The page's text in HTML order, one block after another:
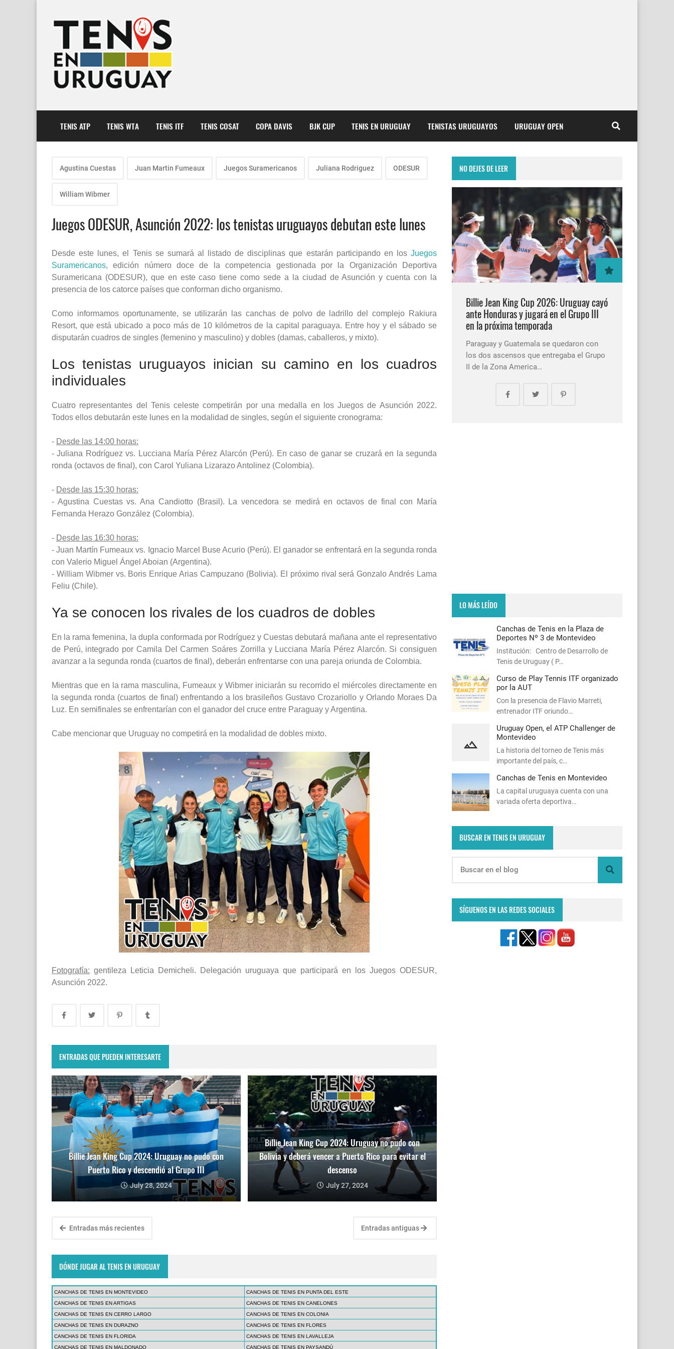
TENIS ATP TENIS WTA TENIS ITF TENIS COSAT COPA DAVIS BJK CUP TENIS EN URUGUAY TENISTAS URUGUAYOS URUGUAY OPEN
Agustina Cuestas Juan Martin Fumeaux Juegos Suramericanos Juliana Rodriguez ODESUR
William Wibmer
Juegos ODESUR, Asunción 2022: los tenistas uruguayos debutan este lunes
Desde este lunes, el Tenis se sumará al listado de disciplinas que estarán participando en los Juegos
Suramericanos, edición número doce de la competencia gestionada por la Organización Deportiva
Suramericana (ODESUR), que en este caso tiene como sede a la ciudad de Asunción y cuenta con la
presencia de los catorce países que conforman dicho organismo.
Como informamos oportunamente, se utilizarán las canchas de polvo de ladrillo del complejo Rakiura
Resort, que está ubicado a poco más de 10 kilómetros de la capital paraguaya. Entre hoy y el sábado se
disputarán cuadros de singles (femenino y masculino) y dobles (damas, caballeros, y mixto).
Los tenistas uruguayos inician su camino en los cuadros
individuales
Cuatro representantes del Tenis celeste competirán por una medalla en los Juegos de Asunción 2022.
Todos ellos debutarán este lunes en la modalidad de singles, según el siguiente cronograma:
- Desde las 14:00 horas:
- Juliana Rodríguez vs. Lucciana María Pérez Alarcón (Perú). En caso de ganar se cruzará en la segunda
ronda (octavos de final), con Carol Yuliana Lizarazo Antolinez (Colombia).
- Desde las 15:30 horas:
- Agustina Cuestas vs. Ana Candiotto (Brasil). La vencedora se medirá en octavos de final con María
Fernanda Herazo González (Colombia).
- Desde las 16:30 horas:
- Juan Martín Fumeaux vs. Ignacio Marcel Buse Acurio (Perú). El ganador se enfrentará en la segunda ronda
con Valerio Miguel Ángel Aboian (Argentina).
- William Wibmer vs. Boris Enrique Arias Campuzano (Bolivia). El próximo rival será Gonzalo Andrés Lama
Feliu (Chile).
Ya se conocen los rivales de los cuadros de dobles
En la rama femenina, la dupla conformada por Rodríguez y Cuestas debutará mañana ante el representativo
de Perú, integrado por Camila Del Carmen Soáres Zorrilla y Lucciana María Pérez Alarcón. Si consiguen
avanzar a la segunda ronda (cuartos de final), deberán enfrentarse con una pareja oriunda de Colombia.
Mientras que en la rama masculina, Fumeaux y Wibmer iniciarán su recorrido el miércoles directamente en
la segunda ronda (cuartos de final) enfrentando a los brasileños Gustavo Crozariollo y Orlando Moraes Da
Luz. En semifinales se enfrentarían con el ganador del cruce entre Paraguay y Argentina.
Cabe mencionar que Uruguay no competirá en la modalidad de dobles mixto.
Fotografía: gentileza Leticia Demicheli. Delegación uruguaya que participará en los Juegos ODESUR,
Asunción 2022.
ENTRADAS QUE PUEDEN INTERESARTE
Billie Jean King Cup 2024: Uruguay no pudo con
Puerto Rico y descendió al Grupo III
July 28, 2024
Billie Jean King Cup 2024: Uruguay no pudo con
Bolivia y deberá vencer a Puerto Rico para evitar el
descenso
July 27, 2024
Entradas más recientes Entradas antiguas
DÓNDE JUGAR AL TENIS EN URUGUAY
CANCHAS DE TENIS EN MONTEVIDEO
CANCHAS DE TENIS EN PUNTA DEL ESTE
CANCHAS DE TENIS EN ARTIGAS
CANCHAS DE TENIS EN CANELONES
CANCHAS DE TENIS EN CERRO LARGO
CANCHAS DE TENIS EN COLONIA
CANCHAS DE TENIS EN DURAZNO
CANCHAS DE TENIS EN FLORES
CANCHAS DE TENIS EN FLORIDA
CANCHAS DE TENIS EN LAVALLEJA
CANCHAS DE TENIS EN MALDONADO
CANCHAS DE TENIS EN PAYSANDÚ
NO DEJES DE LEER
Billie Jean King Cup 2026: Uruguay cayó
ante Honduras y jugará en el Grupo III
en la próxima temporada
Paraguay y Guatemala se quedaron con
los dos ascensos que entregaba el Grupo
II de la Zona America…
LO MÁS LEÍDO
Canchas de Tenis en la Plaza de
Deportes Nº 3 de Montevideo
Institución: Centro de Desarrollo de
Tenis de Uruguay ( P…
Curso de Play Tennis ITF organizado
por la AUT
Con la presencia de Flavio Marreti,
entrenador ITF oriundo…
Uruguay Open, el ATP Challenger de
Montevideo
La historia del torneo de Tenis más
importante del país, c…
Canchas de Tenis en Montevideo
La capital uruguaya cuenta con una
variada oferta deportiva…
BUSCAR EN TENIS EN URUGUAY
SÍGUENOS EN LAS REDES SOCIALES